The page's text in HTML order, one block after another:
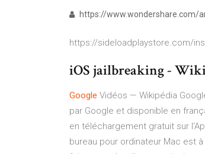
https://www.wondershare.com/
https://sideloadplaystore.com/
iOS jailbreaking -
Google Vidéos — Wikipédia
par Google et disponible en
en téléchargement gratuit sur
bureau pour ordinateur Mac est